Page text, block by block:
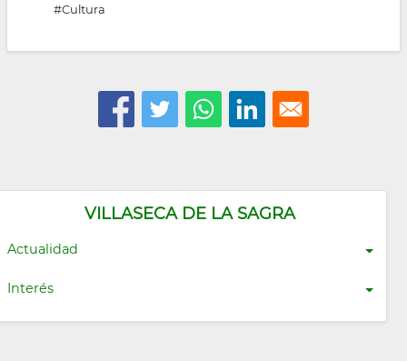
VILLASECA DE LA SAGRA
Actualidad
Interés
#Cultura